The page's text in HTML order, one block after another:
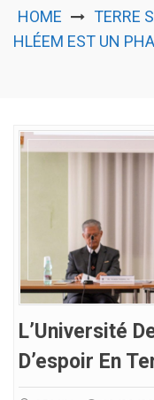
HOME TERRE
HLÉEM EST UN
L’Université
D’espoir En